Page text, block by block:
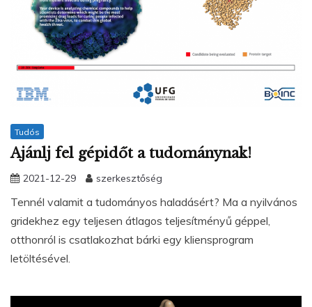
Tudós
Ajánlj fel gépidőt a tudománynak!
2021-12-29 szerkesztőség
Tennél valamit a tudományos haladásért? Ma a nyilvános
gridekhez egy teljesen átlagos teljesítményű géppel,
otthonról is csatlakozhat bárki egy kliensprogram
letöltésével.